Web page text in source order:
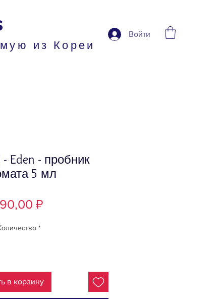
Войти
из Кореи
- Eden - пробник
5 мл
₽
*
в корзину